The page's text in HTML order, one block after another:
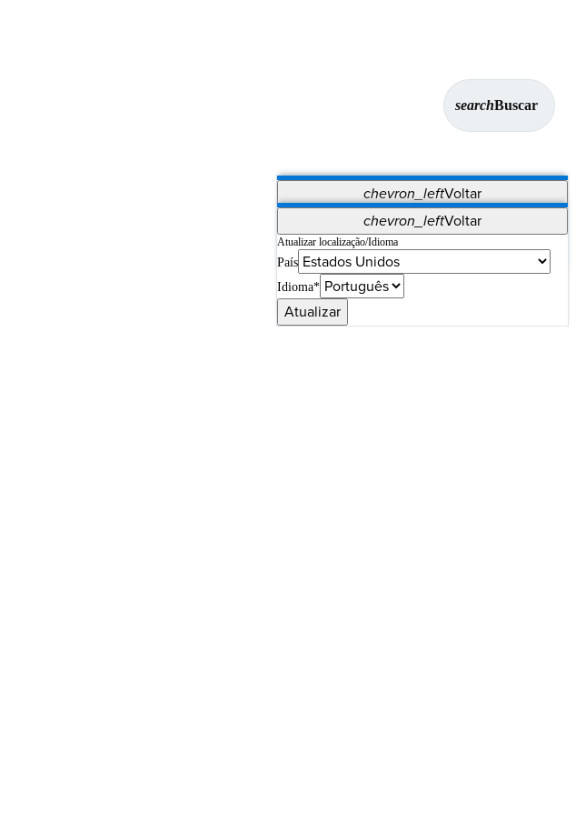
searchBuscar
chevron_leftVoltar
Vet Systems OrthoPedia Patient
Supplier Portal
Synergy Imaging & Resection
chevron_leftVoltar
Atualizar localização/Idioma
País
Idioma*
Atualizar